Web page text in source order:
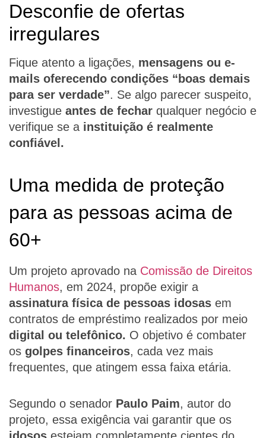
Desconfie de ofertas
irregulares
Fique atento a ligações, mensagens ou e-
mails oferecendo condições “boas demais
para ser verdade”. Se algo parecer suspeito,
investigue antes de fechar qualquer negócio e
verifique se a instituição é realmente
confiável.
Uma medida de proteção
para as pessoas acima de
60+
Um projeto aprovado na Comissão de Direitos
Humanos, em 2024, propõe exigir a
assinatura física de pessoas idosas em
contratos de empréstimo realizados por meio
digital ou telefônico. O objetivo é combater
os golpes financeiros, cada vez mais
frequentes, que atingem essa faixa etária.
Segundo o senador Paulo Paim, autor do
projeto, essa exigência vai garantir que os